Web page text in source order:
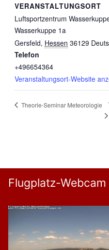
VERANSTALTUNGSORT
Luftsportzentrum
Wasserkuppe 1a
Gersfeld, Hessen 36129
Telefon
+496654364
Veranstaltungsort-Website
Theorie-Seminar Meteorologie
Flugplatz-